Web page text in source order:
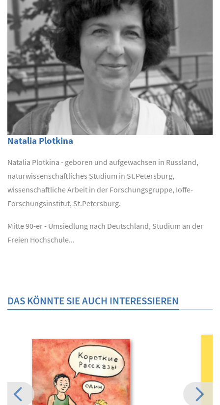
Natalia Plotkina
Natalia Plotkina - geboren und aufgewachsen in Russland,
naturwissenschaftliches Studium in St.Petersburg,
wissenschaftliche Arbeit in der Forschungsgruppe, Ioffe-
Forschungsinstitut, St.Petersburg.
Mitte 90-er - Umsiedlung nach Deutschland, Studium an der
Freien Hochschule...
DAS KÖNNTE SIE AUCH INTERESSIEREN